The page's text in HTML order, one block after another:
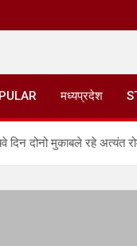
मध्यप्रदेश
दिन दोनो मुकाबले रहे अत्यंत